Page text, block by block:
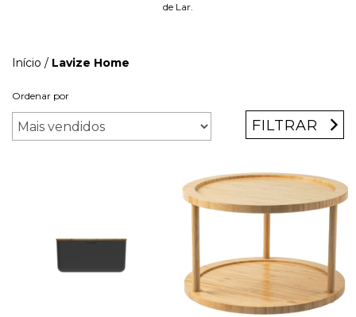
de Lar.
Início / Lavize Home
Ordenar por
FILTRAR